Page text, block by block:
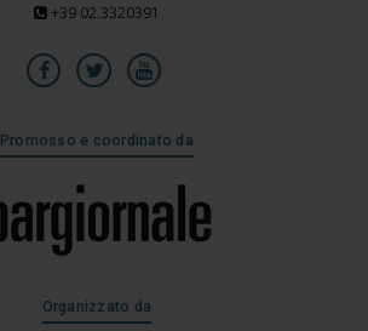
+39 02.3320391
Promosso e coordinato da
Organizzato da